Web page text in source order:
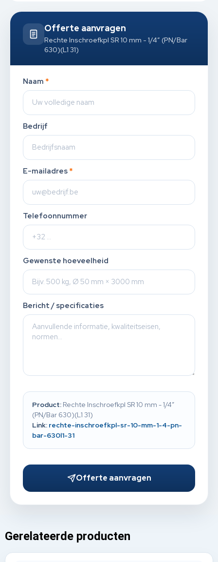
Offerte aanvragen
Rechte Inschroefkpl SR 10 mm - 1/4” (PN/Bar
630)(L1 31)
Naam *
Bedrijf
E-mailadres *
Telefoonnummer
Gewenste hoeveelheid
Bericht / specificaties
Product: Rechte Inschroefkpl SR 10 mm - 1/4”
(PN/Bar 630)(L1 31)
Link: rechte-inschroefkpl-sr-10-mm-1-4-pn-
bar-630l1-31
Offerte aanvragen
Gerelateerde producten